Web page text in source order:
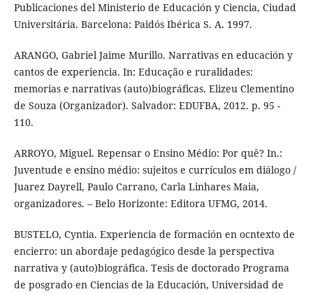
Publicaciones del Ministerio de Educación y Ciencia, Ciudad
Universitária. Barcelona: Paidós Ibérica S. A. 1997.
ARANGO, Gabriel Jaime Murillo. Narrativas en educación y
cantos de experiencia. In: Educação e ruralidades:
memorias e narrativas (auto)biográficas. Elizeu Clementino
de Souza (Organizador). Salvador: EDUFBA, 2012. p. 95 -
110.
ARROYO, Miguel. Repensar o Ensino Médio: Por quê? In.:
Juventude e ensino médio: sujeitos e currículos em diálogo /
Juarez Dayrell, Paulo Carrano, Carla Linhares Maia,
organizadores. – Belo Horizonte: Editora UFMG, 2014.
BUSTELO, Cyntia. Experiencia de formación en ocntexto de
encierro: un abordaje pedagógico desde la perspectiva
narrativa y (auto)biográfica. Tesis de doctorado Programa
de posgrado en Ciencias de la Educación, Universidad de